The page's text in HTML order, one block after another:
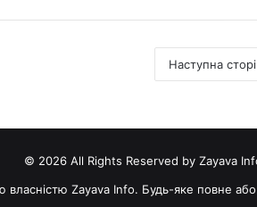
Наступна
© 2026 All Rights Reserved by Zayava
власністю Zayava Info. Будь-яке повне